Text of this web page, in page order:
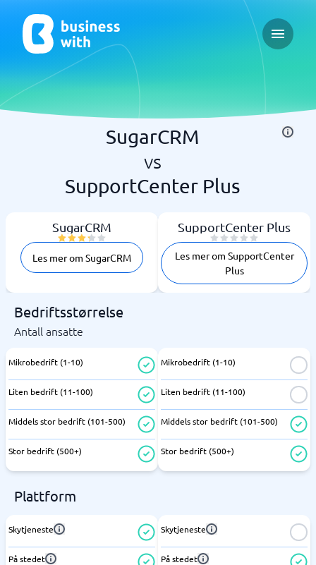
Open
SugarCRM
vs
SupportCenter Plus
SugarCRM
Les mer om SugarCRM
SupportCenter Plus
Les mer om SupportCenter
Plus
Bedriftsstørrelse
Antall ansatte
Mikrobedrift (1-10)
Liten bedrift (11-100)
Middels stor bedrift (101-500)
Stor bedrift (500+)
Mikrobedrift (1-10)
Liten bedrift (11-100)
Middels stor bedrift (101-500)
Stor bedrift (500+)
Plattform
Skytjeneste
På stedet
Skytjeneste
På stedet